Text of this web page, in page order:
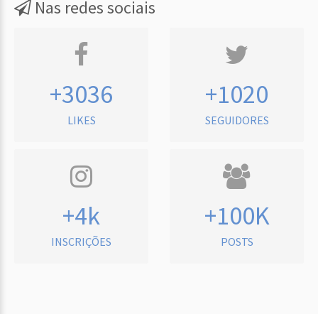
Nas redes sociais
+3036
LIKES
+1020
SEGUIDORES
+4k
INSCRIÇÕES
+100K
POSTS